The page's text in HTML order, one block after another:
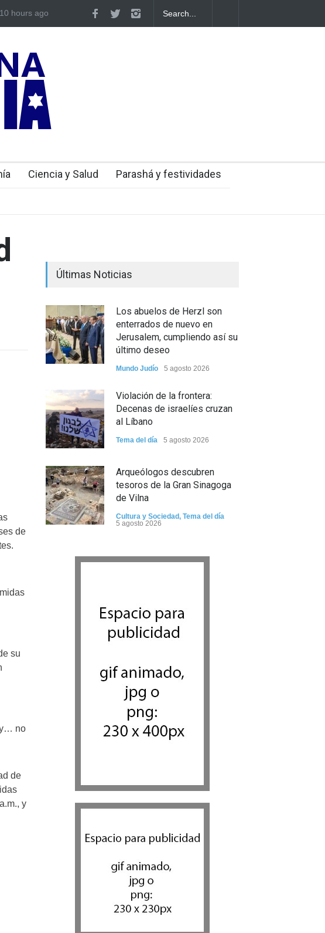
Los abuelos de Herzl son enterrados de nuevo en Jerusalem,
cumpliendo así su último deseo
hours ago
Ciencia y Salud Parashá y festividades
de
su
no
de
y
Últimas Noticias
Los abuelos de Herzl son
enterrados de nuevo en
Jerusalem, cumpliendo así su
último deseo
Mundo Judío 5 agosto 2026
Violación de la frontera:
Decenas de israelíes cruzan
al Líbano
Tema del día 5 agosto 2026
Arqueólogos descubren
tesoros de la Gran Sinagoga
de Vilna
Cultura y Sociedad, Tema del día
5 agosto 2026
más avanzado y caro jamás
Israel y Medio Oriente
día
5 agosto 2026
Israel son "alarmantemente
bajas"; la MDA insta al público
a donar
Ciencia y Salud
5 agosto 2026